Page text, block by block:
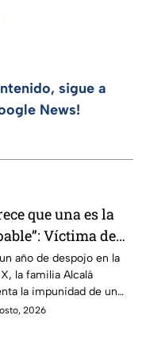
sigue a
News!
que una es la
Víctima de
lleva un año
su casa
la indiferencia de
año de despojo en la
la familia Alcalá
la impunidad de un
el uso de escrituras
2026